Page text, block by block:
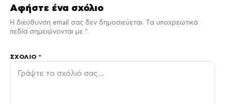
Αφήστε ένα σχόλιο
Η διεύθυνση email σας δεν δημοσιεύεται. Τα υποχρεωτικά
πεδία σημειώνονται με *.
ΣΧΌΛΙΟ*